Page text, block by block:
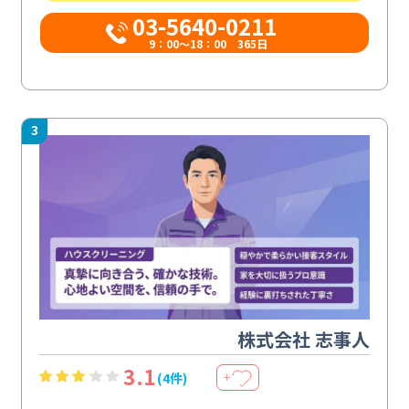
03-5640-0211
9：00～18：00 365日
3
株式会社 志事人
3.1 (4件) ＋